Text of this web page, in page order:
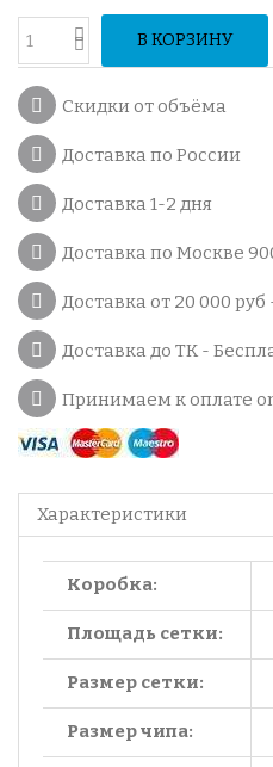
В КОРЗИНУ
Скидки от объёма
Доставка по России
Доставка 1-2 дня
Доставка по Москве
Доставка от 20 000 руб
Доставка до ТК -
Принимаем к оплате
Характеристики
Коробка:
Площадь сетки:
Размер сетки:
Размер чипа: